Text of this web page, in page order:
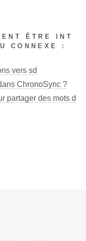
ÊTRE INT
CONNEXE :
vers sd
ChronoSync ?
partager des mots d